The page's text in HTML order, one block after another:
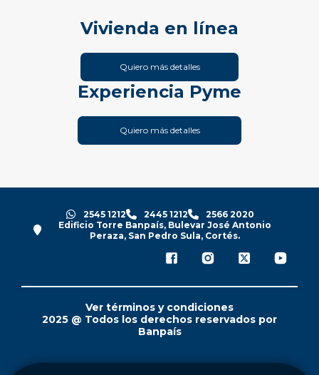
Vivienda en línea
Quiero más detalles
Experiencia Pyme
Quiero más detalles
2545 1212 2445 1212
2566 2020
Edificio Torre Banpaís, Bulevar José Antonio
Peraza, San Pedro Sula, Cortés.
Ver términos y condiciones
2025 @ Todos los derechos reservados por
Banpaís